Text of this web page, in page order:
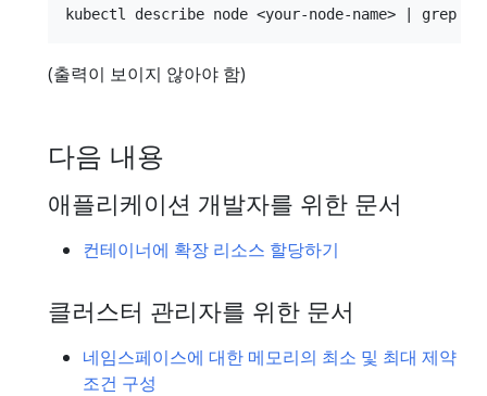
(출력이 보이지 않아야 함)
다음 내용
애플리케이션 개발자를 위한 문서
컨테이너에 확장 리소스 할당하기
클러스터 관리자를 위한 문서
네임스페이스에 대한 메모리의 최소 및 최대 제약
조건 구성